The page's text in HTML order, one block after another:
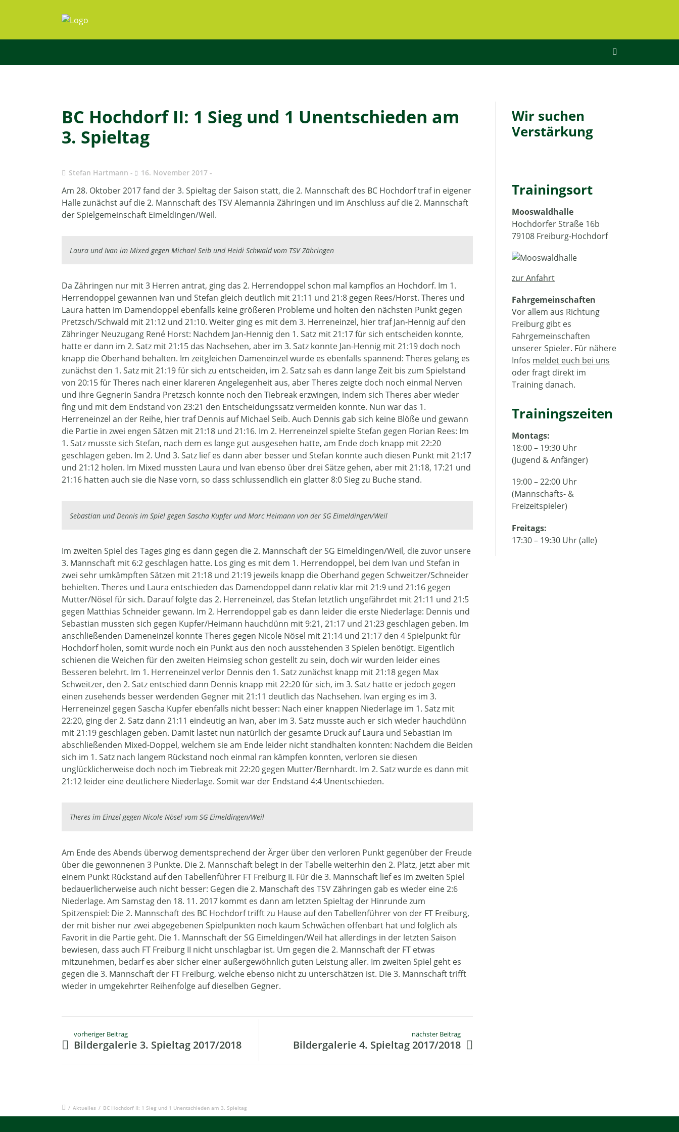
BC Hochdorf II: 1 Sieg und 1 Unentschieden am
3. Spieltag
Stefan Hartmann 16. November 2017
Am 28. Oktober 2017 fand der 3. Spieltag der Saison statt, die 2. Mannschaft des BC Hochdorf traf in eigener
Halle zunächst auf die 2. Mannschaft des TSV Alemannia Zähringen und im Anschluss auf die 2. Mannschaft
der Spielgemeinschaft Eimeldingen/Weil.
Laura und Ivan im Mixed gegen Michael Seib und Heidi Schwald vom TSV Zähringen
Da Zähringen nur mit 3 Herren antrat, ging das 2. Herrendoppel schon mal kampflos an Hochdorf. Im 1.
Herrendoppel gewannen Ivan und Stefan gleich deutlich mit 21:11 und 21:8 gegen Rees/Horst. Theres und
Laura hatten im Damendoppel ebenfalls keine größeren Probleme und holten den nächsten Punkt gegen
Pretzsch/Schwald mit 21:12 und 21:10. Weiter ging es mit dem 3. Herreneinzel, hier traf Jan-Hennig auf den
Zähringer Neuzugang René Horst: Nachdem Jan-Hennig den 1. Satz mit 21:17 für sich entscheiden konnte,
hatte er dann im 2. Satz mit 21:15 das Nachsehen, aber im 3. Satz konnte Jan-Hennig mit 21:19 doch noch
knapp die Oberhand behalten. Im zeitgleichen Dameneinzel wurde es ebenfalls spannend: Theres gelang es
zunächst den 1. Satz mit 21:19 für sich zu entscheiden, im 2. Satz sah es dann lange Zeit bis zum Spielstand
von 20:15 für Theres nach einer klareren Angelegenheit aus, aber Theres zeigte doch noch einmal Nerven
und ihre Gegnerin Sandra Pretzsch konnte noch den Tiebreak erzwingen, indem sich Theres aber wieder
fing und mit dem Endstand von 23:21 den Entscheidungssatz vermeiden konnte. Nun war das 1.
Herreneinzel an der Reihe, hier traf Dennis auf Michael Seib. Auch Dennis gab sich keine Blöße und gewann
die Partie in zwei engen Sätzen mit 21:18 und 21:16. Im 2. Herreneinzel spielte Stefan gegen Florian Rees: Im
1. Satz musste sich Stefan, nach dem es lange gut ausgesehen hatte, am Ende doch knapp mit 22:20
geschlagen geben. Im 2. Und 3. Satz lief es dann aber besser und Stefan konnte auch diesen Punkt mit 21:17
und 21:12 holen. Im Mixed mussten Laura und Ivan ebenso über drei Sätze gehen, aber mit 21:18, 17:21 und
21:16 hatten auch sie die Nase vorn, so dass schlussendlich ein glatter 8:0 Sieg zu Buche stand.
Sebastian und Dennis im Spiel gegen Sascha Kupfer und Marc Heimann von der SG Eimeldingen/Weil
Im zweiten Spiel des Tages ging es dann gegen die 2. Mannschaft der SG Eimeldingen/Weil, die zuvor unsere
3. Mannschaft mit 6:2 geschlagen hatte. Los ging es mit dem 1. Herrendoppel, bei dem Ivan und Stefan in
zwei sehr umkämpften Sätzen mit 21:18 und 21:19 jeweils knapp die Oberhand gegen Schweitzer/Schneider
behielten. Theres und Laura entschieden das Damendoppel dann relativ klar mit 21:9 und 21:16 gegen
Mutter/Nösel für sich. Darauf folgte das 2. Herreneinzel, das Stefan letztlich ungefährdet mit 21:11 und 21:5
gegen Matthias Schneider gewann. Im 2. Herrendoppel gab es dann leider die erste Niederlage: Dennis und
Sebastian mussten sich gegen Kupfer/Heimann hauchdünn mit 9:21, 21:17 und 21:23 geschlagen geben. Im
anschließenden Dameneinzel konnte Theres gegen Nicole Nösel mit 21:14 und 21:17 den 4 Spielpunkt für
Hochdorf holen, somit wurde noch ein Punkt aus den noch ausstehenden 3 Spielen benötigt. Eigentlich
schienen die Weichen für den zweiten Heimsieg schon gestellt zu sein, doch wir wurden leider eines
Besseren belehrt. Im 1. Herreneinzel verlor Dennis den 1. Satz zunächst knapp mit 21:18 gegen Max
Schweitzer, den 2. Satz entschied dann Dennis knapp mit 22:20 für sich, im 3. Satz hatte er jedoch gegen
einen zusehends besser werdenden Gegner mit 21:11 deutlich das Nachsehen. Ivan erging es im 3.
Herreneinzel gegen Sascha Kupfer ebenfalls nicht besser: Nach einer knappen Niederlage im 1. Satz mit
22:20, ging der 2. Satz dann 21:11 eindeutig an Ivan, aber im 3. Satz musste auch er sich wieder hauchdünn
mit 21:19 geschlagen geben. Damit lastet nun natürlich der gesamte Druck auf Laura und Sebastian im
abschließenden Mixed-Doppel, welchem sie am Ende leider nicht standhalten konnten: Nachdem die Beiden
sich im 1. Satz nach langem Rückstand noch einmal ran kämpfen konnten, verloren sie diesen
unglücklicherweise doch noch im Tiebreak mit 22:20 gegen Mutter/Bernhardt. Im 2. Satz wurde es dann mit
21:12 leider eine deutlichere Niederlage. Somit war der Endstand 4:4 Unentschieden.
Theres im Einzel gegen Nicole Nösel vom SG Eimeldingen/Weil
Am Ende des Abends überwog dementsprechend der Ärger über den verloren Punkt gegenüber der Freude
über die gewonnenen 3 Punkte. Die 2. Mannschaft belegt in der Tabelle weiterhin den 2. Platz, jetzt aber mit
einem Punkt Rückstand auf den Tabellenführer FT Freiburg II. Für die 3. Mannschaft lief es im zweiten Spiel
bedauerlicherweise auch nicht besser: Gegen die 2. Manschaft des TSV Zähringen gab es wieder eine 2:6
Niederlage. Am Samstag den 18. 11. 2017 kommt es dann am letzten Spieltag der Hinrunde zum
Spitzenspiel: Die 2. Mannschaft des BC Hochdorf trifft zu Hause auf den Tabellenführer von der FT Freiburg,
der mit bisher nur zwei abgegebenen Spielpunkten noch kaum Schwächen offenbart hat und folglich als
Favorit in die Partie geht. Die 1. Mannschaft der SG Eimeldingen/Weil hat allerdings in der letzten Saison
bewiesen, dass auch FT Freiburg II nicht unschlagbar ist. Um gegen die 2. Mannschaft der FT etwas
mitzunehmen, bedarf es aber sicher einer außergewöhnlich guten Leistung aller. Im zweiten Spiel geht es
gegen die 3. Mannschaft der FT Freiburg, welche ebenso nicht zu unterschätzen ist. Die 3. Mannschaft trifft
wieder in umgekehrter Reihenfolge auf dieselben Gegner.
vorheriger Beitrag
Bildergalerie 3. Spieltag 2017/2018
nächster Beitrag
Bildergalerie 4. Spieltag 2017/2018
Wir suchen
Verstärkung
Trainingsort
Mooswaldhalle
Hochdorfer Straße 16b
79108 Freiburg-Hochdorf
zur Anfahrt
Fahrgemeinschaften
Vor allem aus Richtung
Freiburg gibt es
Fahrgemeinschaften
unserer Spieler. Für nähere
Infos meldet euch bei uns
oder fragt direkt im
Training danach.
Trainingszeiten
Montags:
18:00 – 19:30 Uhr
(Jugend & Anfänger)
19:00 – 22:00 Uhr
(Mannschafts- &
Freizeitspieler)
Freitags:
17:30 – 19:30 Uhr (alle)
/ Aktuelles / BC Hochdorf II: 1 Sieg und 1 Unentschieden am 3. Spieltag